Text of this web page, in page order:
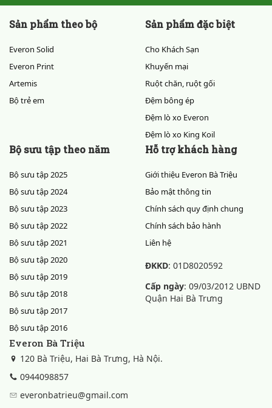
Sản phẩm theo bộ
Everon Solid
Everon Print
Artemis
Bộ trẻ em
Sản phẩm đặc biệt
Cho Khách Sạn
Khuyến mại
Ruột chăn, ruột gối
Đệm bông ép
Đệm lò xo Everon
Đệm lò xo King Koil
Bộ sưu tập theo năm
Bộ sưu tập 2025
Bộ sưu tập 2024
Bộ sưu tập 2023
Bộ sưu tập 2022
Bộ sưu tập 2021
Bộ sưu tập 2020
Bộ sưu tập 2019
Bộ sưu tập 2018
Bộ sưu tập 2017
Bộ sưu tập 2016
Hỗ trợ khách hàng
Giới thiệu Everon Bà Triệu
Bảo mật thông tin
Chính sách quy định chung
Chính sách bảo hành
Liên hệ
ĐKKD: 01D8020592
Cấp ngày: 09/03/2012 UBND
Quận Hai Bà Trưng
Everon Bà Triệu
120 Bà Triệu, Hai Bà Trưng, Hà Nội.
0944098857
everonbatrieu@gmail.com